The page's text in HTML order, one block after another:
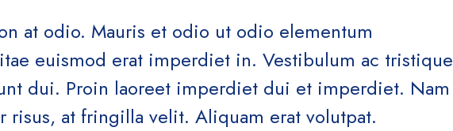
at odio. Mauris et odio ut odio elementum
euismod erat imperdiet in. Vestibulum ac tristique
dui. Proin laoreet imperdiet dui et imperdiet. Nam
at fringilla velit. Aliquam erat volutpat.